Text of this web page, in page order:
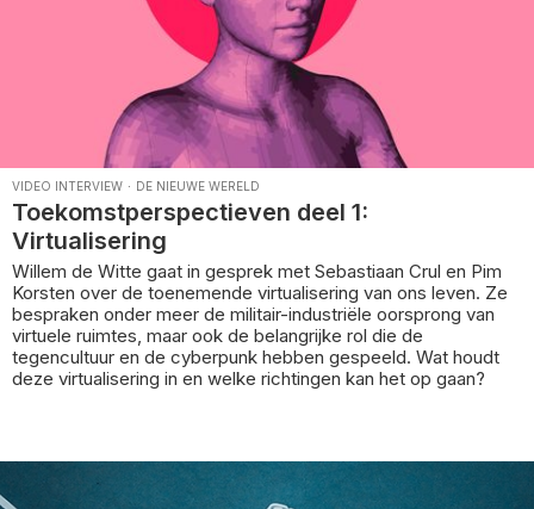
VIDEO INTERVIEW · DE NIEUWE WERELD
Toekomstperspectieven deel 1:
Virtualisering
Willem de Witte gaat in gesprek met Sebastiaan Crul en Pim
Korsten over de toenemende virtualisering van ons leven. Ze
bespraken onder meer de militair-industriële oorsprong van
virtuele ruimtes, maar ook de belangrijke rol die de
tegencultuur en de cyberpunk hebben gespeeld. Wat houdt
deze virtualisering in en welke richtingen kan het op gaan?